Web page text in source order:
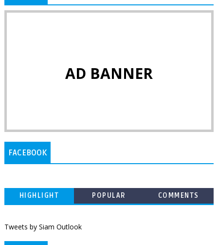
AD BANNER
FACEBOOK
HIGHLIGHT POPULAR COMMENTS
Tweets by Siam Outlook